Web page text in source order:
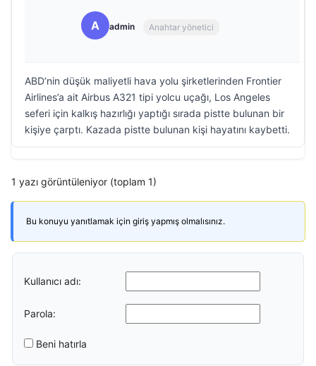
A admin Anahtar yönetici
ABD’nin düşük maliyetli hava yolu şirketlerinden Frontier
Airlines’a ait Airbus A321 tipi yolcu uçağı, Los Angeles
seferi için kalkış hazırlığı yaptığı sırada pistte bulunan bir
kişiye çarptı. Kazada pistte bulunan kişi hayatını kaybetti.
1 yazı görüntüleniyor (toplam 1)
Bu konuyu yanıtlamak için giriş yapmış olmalısınız.
Kullanıcı adı:
Parola:
Beni hatırla